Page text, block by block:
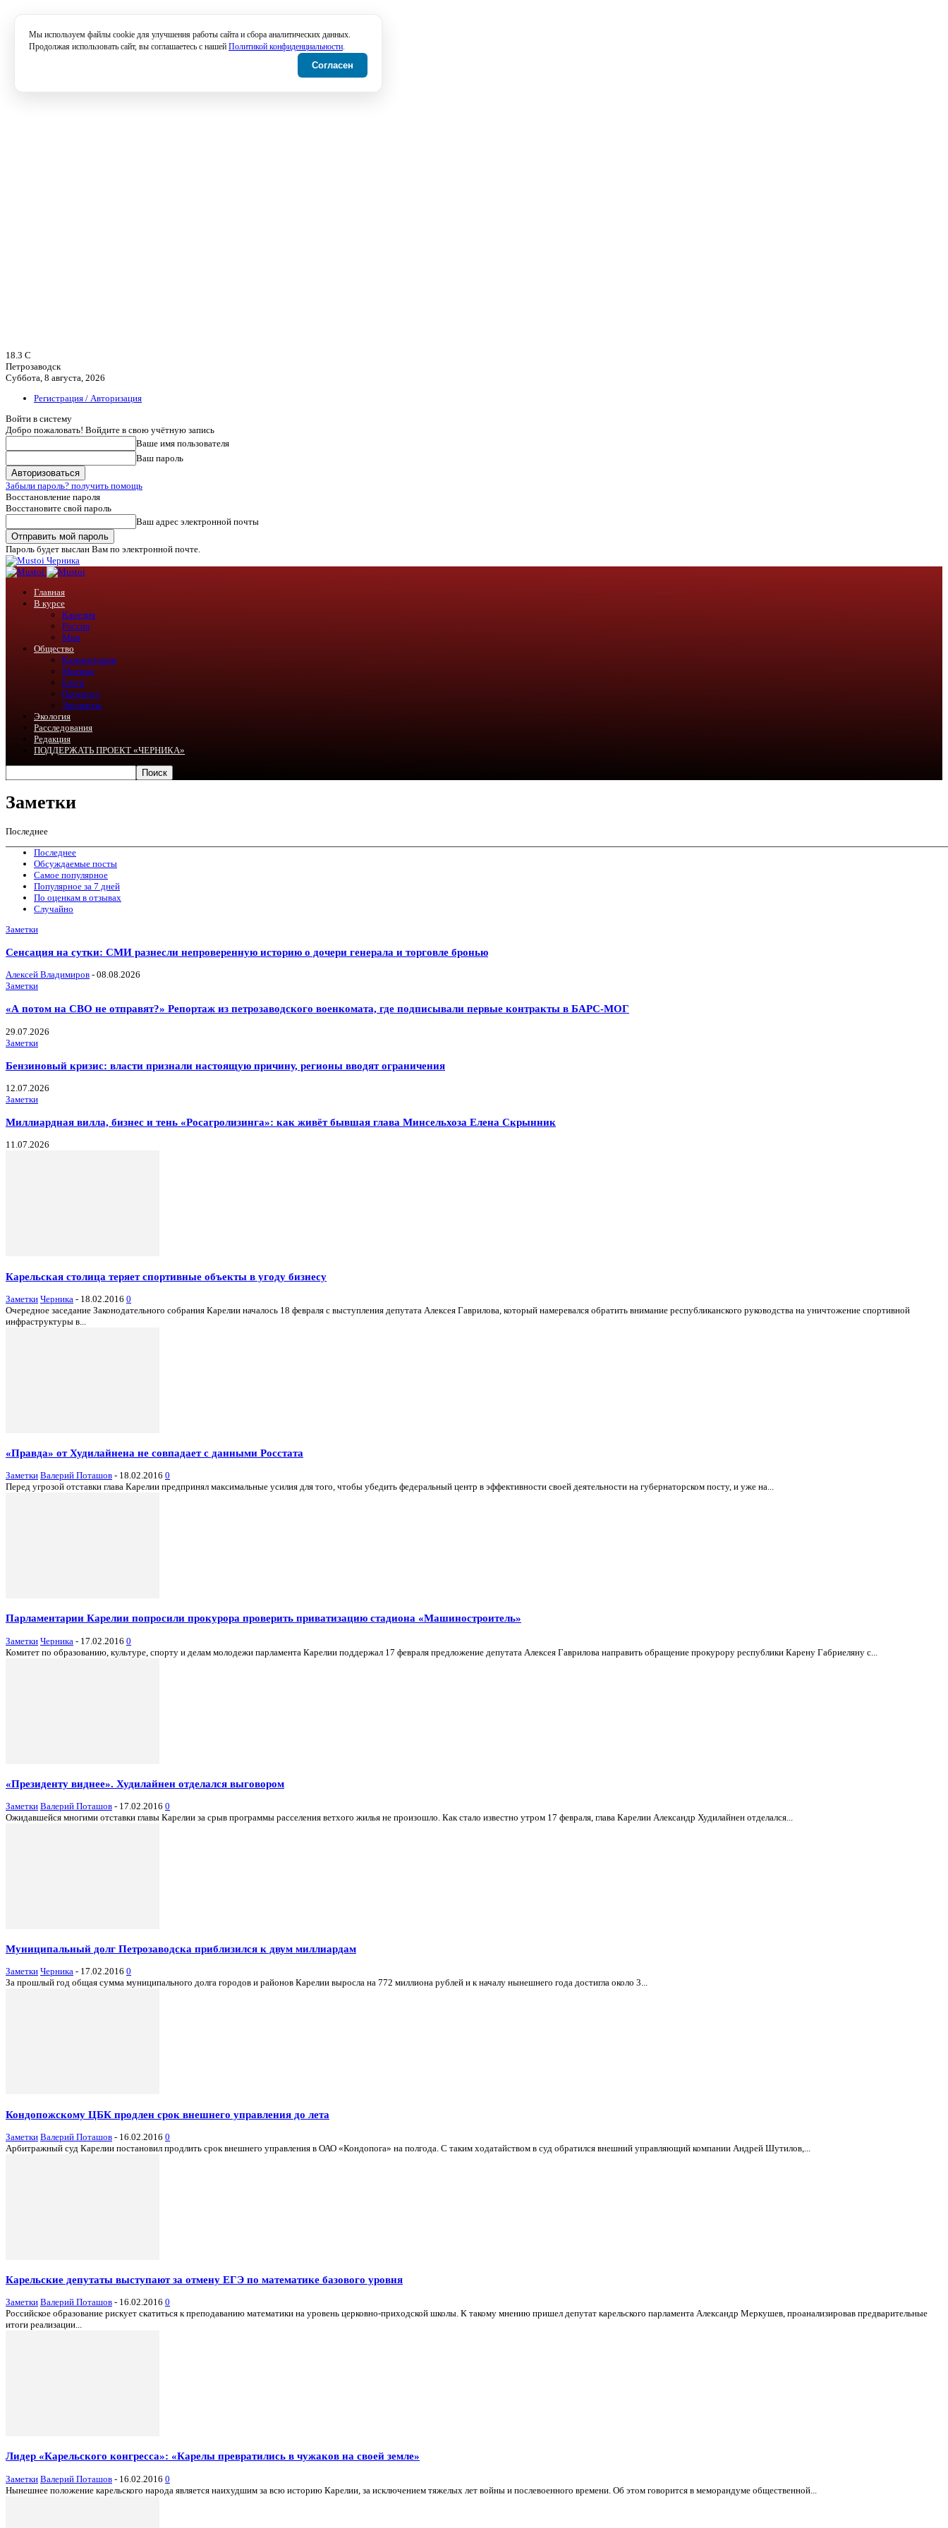
18.3 C
Петрозаводск
Суббота, 8 августа, 2026
Регистрация / Авторизация
Войти в систему
Добро пожаловать! Войдите в свою учётную запись
Ваше имя пользователя
Ваш пароль
Забыли пароль? получить помощь
Восстановление пароля
Восстановите свой пароль
Ваш адрес электронной почты
Пароль будет выслан Вам по электронной почте.
Черника
Главная
В курсе
Карелия
Россия
Мир
Общество
Комментарии
Мнения
Блоги
Перепост
Эксперты
Экология
Расследования
Редакция
ПОДДЕРЖАТЬ ПРОЕКТ «ЧЕРНИКА»
Заметки
Последнее
Последнее
Обсуждаемые посты
Самое популярное
Популярное за 7 дней
По оценкам в отзывах
Случайно
Заметки
Сенсация на сутки: СМИ разнесли непроверенную историю о дочери генерала и торговле бронью
Алексей Владимиров - 08.08.2026
Заметки
«А потом на СВО не отправят?» Репортаж из петрозаводского военкомата, где подписывали первые контракты в БАРС-МОГ
29.07.2026
Заметки
Бензиновый кризис: власти признали настоящую причину, регионы вводят ограничения
12.07.2026
Заметки
Миллиардная вилла, бизнес и тень «Росагролизинга»: как живёт бывшая глава Минсельхоза Елена Скрынник
11.07.2026
Карельская столица теряет спортивные объекты в угоду бизнесу
Заметки Черника - 18.02.2016 0
Очередное заседание Законодательного собрания Карелии началось 18 февраля с выступления депутата Алексея Гаврилова, который намеревался обратить внимание республиканского руководства на уничтожение спортивной
инфраструктуры в...
«Правда» от Худилайнена не совпадает с данными Росстата
Заметки Валерий Поташов - 18.02.2016 0
Перед угрозой отставки глава Карелии предпринял максимальные усилия для того, чтобы убедить федеральный центр в эффективности своей деятельности на губернаторском посту, и уже на...
Парламентарии Карелии попросили прокурора проверить приватизацию стадиона «Машиностроитель»
Заметки Черника - 17.02.2016 0
Комитет по образованию, культуре, спорту и делам молодежи парламента Карелии поддержал 17 февраля предложение депутата Алексея Гаврилова направить обращение прокурору республики Карену Габриеляну с...
«Президенту виднее». Худилайнен отделался выговором
Заметки Валерий Поташов - 17.02.2016 0
Ожидавшейся многими отставки главы Карелии за срыв программы расселения ветхого жилья не произошло. Как стало известно утром 17 февраля, глава Карелии Александр Худилайнен отделался...
Муниципальный долг Петрозаводска приблизился к двум миллиардам
Заметки Черника - 17.02.2016 0
За прошлый год общая сумма муниципального долга городов и районов Карелии выросла на 772 миллиона рублей и к началу нынешнего года достигла около 3...
Кондопожскому ЦБК продлен срок внешнего управления до лета
Заметки Валерий Поташов - 16.02.2016 0
Арбитражный суд Карелии постановил продлить срок внешнего управления в ОАО «Кондопога» на полгода. С таким ходатайством в суд обратился внешний управляющий компании Андрей Шутилов,...
Карельские депутаты выступают за отмену ЕГЭ по математике базового уровня
Заметки Валерий Поташов - 16.02.2016 0
Российское образование рискует скатиться к преподаванию математики на уровень церковно-приходской школы. К такому мнению пришел депутат карельского парламента Александр Меркушев, проанализировав предварительные
итоги реализации...
Лидер «Карельского конгресса»: «Карелы превратились в чужаков на своей земле»
Заметки Валерий Поташов - 16.02.2016 0
Нынешнее положение карельского народа является наихудшим за всю историю Карелии, за исключением тяжелых лет войны и послевоенного времени. Об этом говорится в меморандуме общественной...
Мы используем файлы cookie для улучшения работы сайта и сбора аналитических данных.
Продолжая использовать сайт, вы соглашаетесь с нашей Политикой конфиденциальности.
Согласен